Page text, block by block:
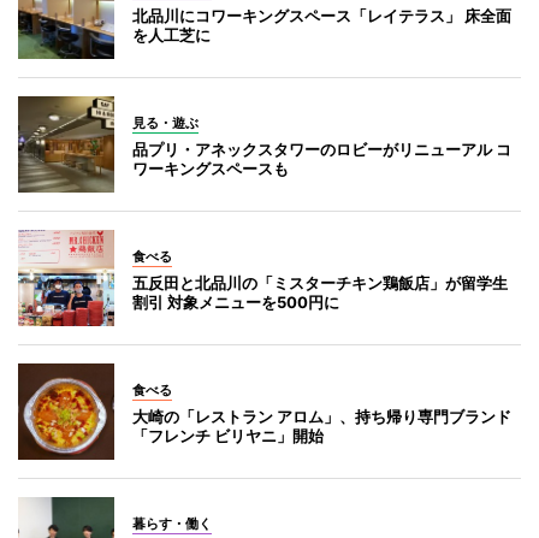
北品川にコワーキングスペース「レイテラス」 床全面
を人工芝に
見る・遊ぶ
品プリ・アネックスタワーのロビーがリニューアル コ
ワーキングスペースも
食べる
五反田と北品川の「ミスターチキン鶏飯店」が留学生
割引 対象メニューを500円に
食べる
大崎の「レストラン アロム」、持ち帰り専門ブランド
「フレンチ ビリヤニ」開始
暮らす・働く